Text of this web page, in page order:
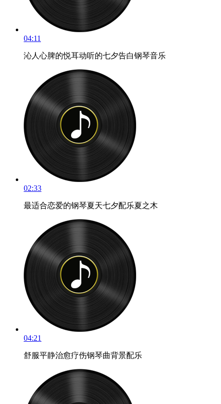
04:11
沁人心脾的悦耳动听的七夕告白钢琴音乐
02:33
最适合恋爱的钢琴夏天七夕配乐夏之木
04:21
舒服平静治愈疗伤钢琴曲背景配乐